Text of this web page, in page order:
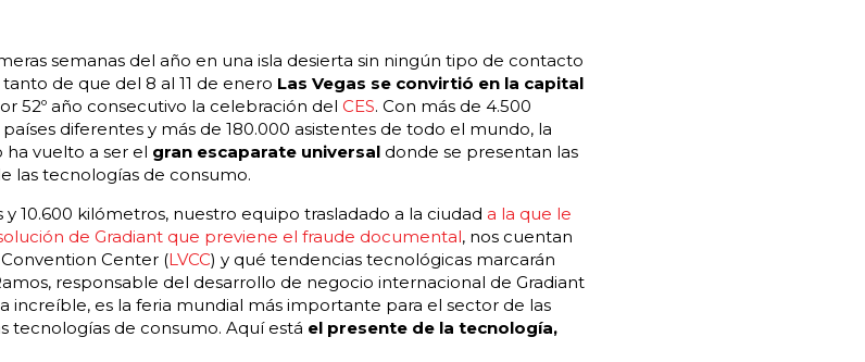
semanas del año en una isla desierta sin ningún tipo de contacto
de que del 8 al 11 de enero Las Vegas se convirtió en la capital
52º año consecutivo la celebración del CES. Con más de 4.500
diferentes y más de 180.000 asistentes de todo el mundo, la
ha vuelto a ser el gran escaparate universaldonde se presentan las
las tecnologías de consumo.
10.600 kilómetros, nuestro equipo trasladado a la ciudad a la que le
de Gradiant que previene el fraude documental, nos cuentan
Center (LVCC) y qué tendencias tecnológicas marcarán
responsable del desarrollo de negocio internacional de Gradiant
increíble, es la feria mundial más importante para el sector de las
tecnologías de consumo. Aquí está el presente de la tecnología,